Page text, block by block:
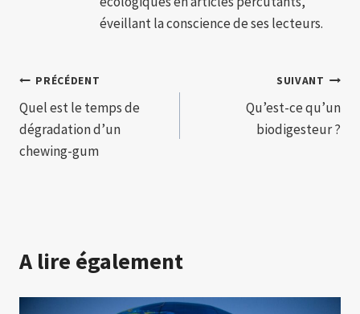
éveillant la conscience de ses lecteurs.
Navigation
de
l’article
PRÉCÉDENT
Quel est le temps de
dégradation d’un
chewing-gum
SUIVANT
Qu’est-ce qu’un
biodigesteur ?
A lire également